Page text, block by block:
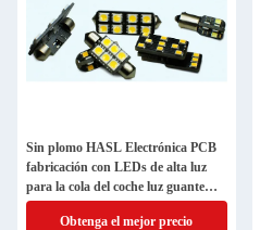
Sin plomo HASL Electrónica PCB
fabricación con LEDs de alta luz
para la cola del coche luz guante
caja de luz
Obtenga el mejor precio